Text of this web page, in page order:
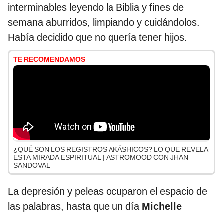
interminables leyendo la Biblia y fines de
semana aburridos, limpiando y cuidándolos.
Había decidido que no quería tener hijos.
TE RECOMENDAMOS
¿QUÉ SON LOS REGISTROS AKÁSHICOS? LO QUE REVELA
ESTA MIRADA ESPIRITUAL | ASTROMOOD CON JHAN
SANDOVAL
La depresión y peleas ocuparon el espacio de
las palabras, hasta que un día Michelle